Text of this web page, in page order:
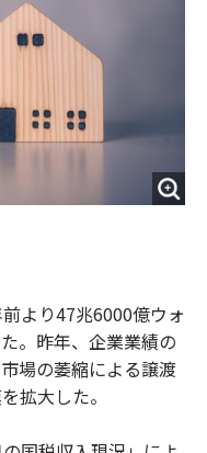
より47兆6000億ウォ
。昨年、企業業績の
場の萎縮による譲渡
拡大した。